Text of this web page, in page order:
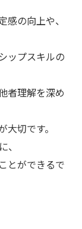
の向上や、
ップスキルの
者理解を深め
切です。
、
とができるで